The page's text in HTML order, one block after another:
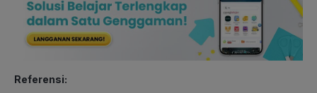
Referensi: